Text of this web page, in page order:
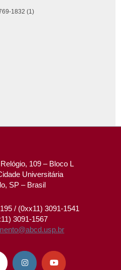
1832 (1)
109 – Bloco L
Universitária
SP – Brasil
/ (0xx11) 3091-1541
3091-1567
 